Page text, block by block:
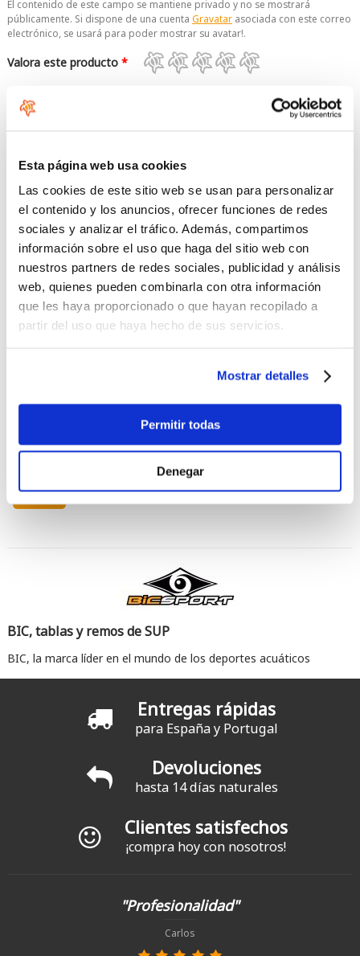
Esta página web usa cookies
Las cookies de este sitio web se usan para personalizar
el contenido y los anuncios, ofrecer funciones de redes
sociales y analizar el tráfico. Además, compartimos
información sobre el uso que haga del sitio web con
nuestros partners de redes sociales, publicidad y análisis
web, quienes pueden combinarla con otra información
que les haya proporcionado o que hayan recopilado a
partir del uso que haya hecho de sus servicios.
Mostrar detalles
Permitir todas
Denegar
El contenido de este campo se mantiene privado y no se mostrará
públicamente. Si dispone de una cuenta Gravatarasociada con este correo
electrónico, se usará para poder mostrar su avatar!.
Valora este producto *
No se permiten etiquetas HTML.
No se permiten enlaces.
Saltos automáticos de líneas y de párrafos.
Queremos saber que no eres un robot, por favor responde la
siguiente pregunta
BIC, tablas y remos de SUP
BIC, la marca líder en el mundo de los deportes acuáticos
Entregas rápidas
para España y Portugal
Devoluciones
hasta 14 días naturales
Clientes satisfechos
¡compra hoy con nosotros!
"Profesionalidad"
Carlos